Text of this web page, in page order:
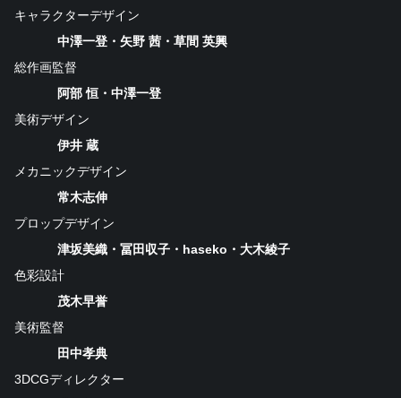
キャラクターデザイン
中澤一登・矢野 茜・草間 英興
総作画監督
阿部 恒・中澤一登
美術デザイン
伊井 蔵
メカニックデザイン
常木志伸
プロップデザイン
津坂美織・冨田収子・haseko・大木綾子
色彩設計
茂木早誉
美術監督
田中孝典
3DCGディレクター